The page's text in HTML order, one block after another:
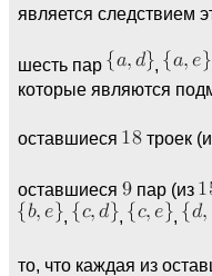
является следствием
шесть пар ,
которые являются
оставшиеся троек
оставшиеся пар (из
,
, ,
то, что каждая из